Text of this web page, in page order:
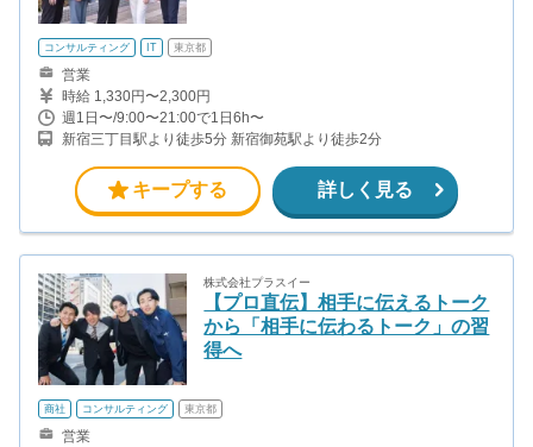
コンサルティング IT 東京都
営業
時給 1,330円〜2,300円
週1日〜/9:00〜21:00で1日6h〜
新宿三丁目駅より徒歩5分 新宿御苑駅より徒歩2分
キープする 詳しく見る
株式会社プラスイー
【プロ直伝】相手に伝えるトーク
から「相手に伝わるトーク」の習
得へ
商社 コンサルティング 東京都
営業